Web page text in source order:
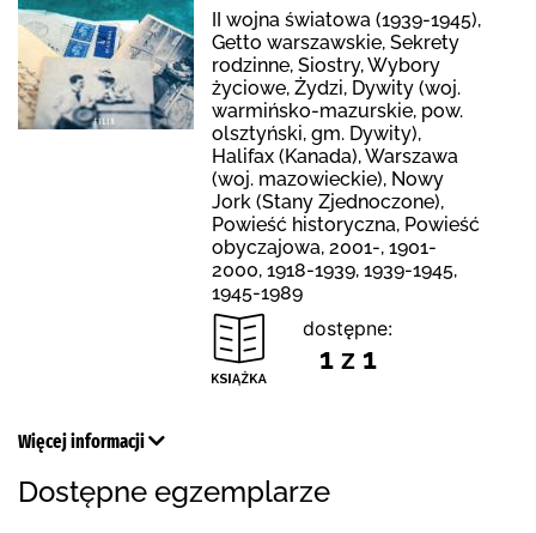
II wojna światowa (1939-1945),
Getto warszawskie, Sekrety
rodzinne, Siostry, Wybory
życiowe, Żydzi, Dywity (woj.
warmińsko-mazurskie, pow.
olsztyński, gm. Dywity),
Halifax (Kanada), Warszawa
(woj. mazowieckie), Nowy
Jork (Stany Zjednoczone),
Powieść historyczna, Powieść
obyczajowa, 2001-, 1901-
2000, 1918-1939, 1939-1945,
1945-1989
dostępne:
1 z 1
Więcej informacji
Dostępne egzemplarze